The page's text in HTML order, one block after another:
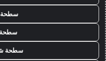
سطحة
سطحة
سطحة